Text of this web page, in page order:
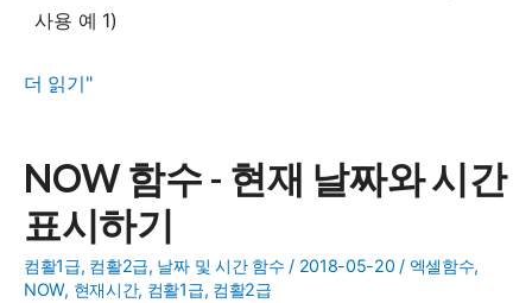
사용 예 1)
DATE
연
월
일
더 읽기"
NOW 함수 - 현재 날짜와 시간
표시하기
컴활1급, 컴활2급, 날짜 및 시간 함수 / 2018-05-20 / 엑셀함수,
NOW, 현재시간, 컴활1급, 컴활2급